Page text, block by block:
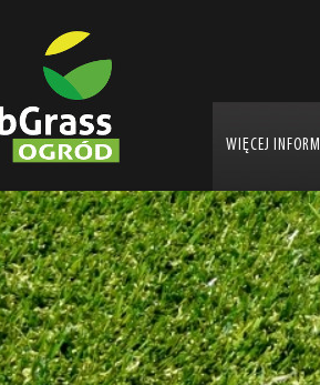
WIĘCEJ